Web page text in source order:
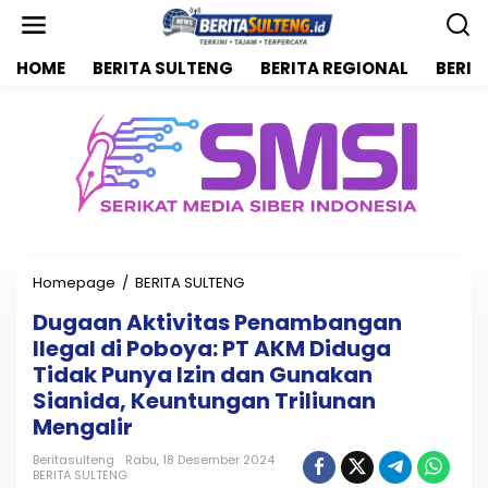
HOME BERITA SULTENG BERITA REGIONAL
Homepage / BERITA SULTENG
g
a
a
n
A
i
Dugaan Aktivitas Penambangan
Ilegal di Poboya: PT AKM Diduga
Tidak Punya Izin dan Gunakan
Sianida, Keuntungan Triliunan
Mengalir
Beritasulteng
Rabu, 18 Desember 2024
BERITA SULTENG